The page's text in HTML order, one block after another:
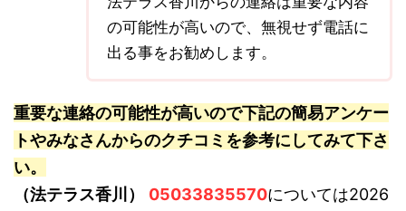
の可能性が高いので、無視せず電話に
出る事をお勧めします。
重要な連絡の可能性が高いので下記の簡易アンケー
トやみなさんからのクチコミを参考にしてみて下さ
い。
（法テラス香川）
05033835570については2026